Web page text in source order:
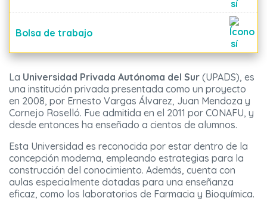
Bolsa de trabajo
La Universidad Privada Autónoma del Sur (UPADS), es
una institución privada presentada como un proyecto
en 2008, por Ernesto Vargas Álvarez, Juan Mendoza y
Cornejo Roselló. Fue admitida en el 2011 por CONAFU, y
desde entonces ha enseñado a cientos de alumnos.
Esta Universidad es reconocida por estar dentro de la
concepción moderna, empleando estrategias para la
construcción del conocimiento. Además, cuenta con
aulas especialmente dotadas para una enseñanza
eficaz, como los laboratorios de Farmacia y Bioquímica.